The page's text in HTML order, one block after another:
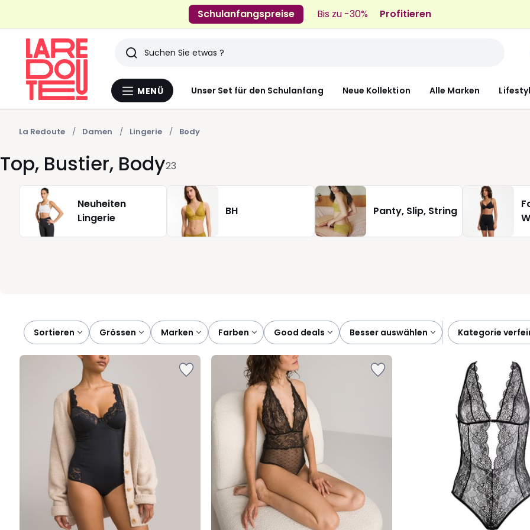
Schulanfangspreise Bis zu -30% Profitieren
Menü
MENÜ Unser Set für den Schulanfang Neue Kollektion Alle Marken
Suchen
Zuletzt
angesehenen
Artikel
La Redoute Damen Lingerie Body
Top, Bustier, Body23
Neuheiten
Lingerie
BH Panty, Slip, String
Sortieren
grössen marken farben good deals besser auswählen kategorie